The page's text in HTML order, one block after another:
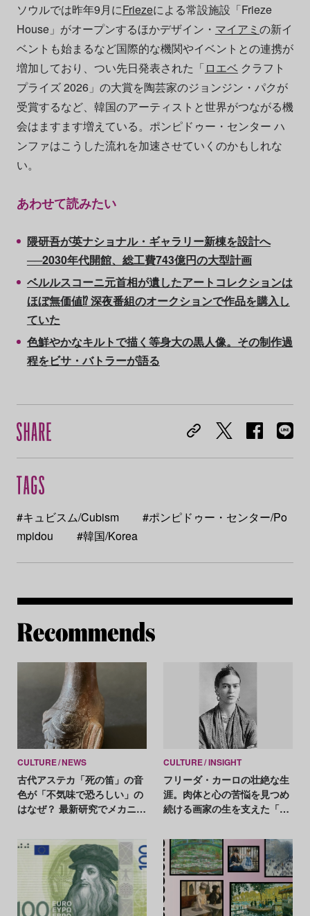
ソウルでは昨年9月にFriezeによる常設施設「Frieze
House」がオープンするほかデザイン・ マイアミ の新イ
ベントも始まるなど国際的な機関やイベントとの連携が
増加しており、つい先日発表された「ロエベ クラフト
プライズ 2026」の大賞を陶芸家のジョンジン・パクが
受賞するなど、韓国のアーティストと世界がつながる機
会はますます増えている。ポンピドゥー・センター ハ
ンファはこうした流れを加速させていくのかもしれな
い。
あわせて読みたい
隈研吾が英ナショナル・ギャラリー新棟を設計へ
──2030年代開館、総工費743億円の大型計画
ベルルスコーニ元首相が遺したアートコレクションは
ほぼ無価値⁉ 深夜番組のオークションで作品を購入し
ていた
色鮮やかなキルトで描く等身大の黒人像。その制作過
程をビサ・バトラーが語る
#キュビスム/Cubism
#ポンピドゥー・センター/Po
mpidou
#韓国/Korea
CULTURE NEWS
古代アステカ「死の笛」の音
色が「不気味で恐ろしい」の
はなぜ？ 最新研究でメカニズ
CULTURE INSIGHT
フリーダ・カーロの壮絶な生
涯。肉体と心の苦悩を見つめ
続ける画家の生を支えた「絵